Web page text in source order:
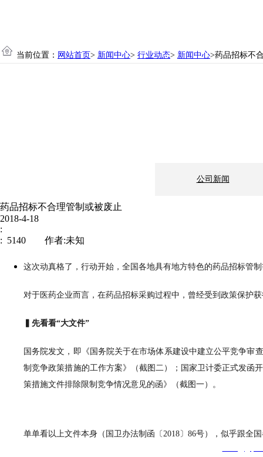
药品招标不合理管制或被废止
2018-4-18
:
: 5140 作者:未知
这次动真格了，行动开始，全国各地具有地方特色的药品招标管
对于医药企业而言，在药品招标采购过程中，曾经受到政策保护
▍先看看“大文件”
国务院发文，即《国务院关于在市场体系建设中建立公平竞争审
制竞争政策措施的工作方案》（截图二）；国家卫计委正式发函
策措施文件排除限制竞争情况意见的函》（截图一）。
单单看以上文件本身（国卫办法制函〔2018〕86号），似乎跟全
当前位置： 网站首页> 新闻中心> 行业动态> 新闻中心>药品招标不
公司新闻
新闻中心
伟信医药
制造地基：上海
邮编： 200241
网址：